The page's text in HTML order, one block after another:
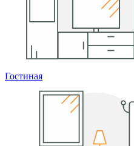
Гостиная